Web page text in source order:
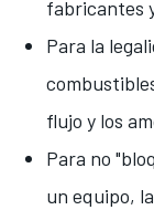
fabricantes
Para la
flujo y los
Para no
un equipo,